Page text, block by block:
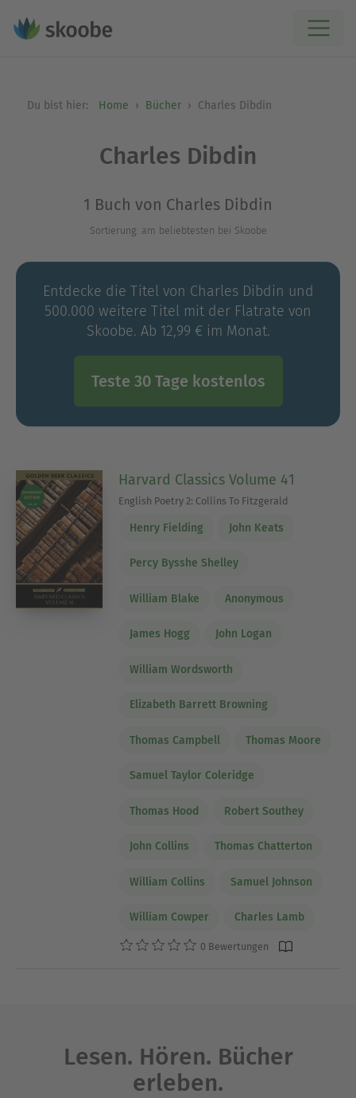
Du bist hier: Home Bücher Charles Dibdin
Charles Dibdin
1 Buch von Charles Dibdin
Sortierung: am beliebtesten bei Skoobe
Entdecke die Titel von Charles Dibdin und
500.000 weitere Titel mit der Flatrate von
Skoobe. Ab 12,99 € im Monat.
Teste 30 Tage kostenlos
Harvard Classics Volume 41
English Poetry 2: Collins To Fitzgerald
Henry Fielding John Keats
Percy Bysshe Shelley
William Blake Anonymous
James Hogg John Logan
William Wordsworth
Elizabeth Barrett Browning
Thomas Campbell Thomas Moore
Samuel Taylor Coleridge
Thomas Hood Robert Southey
John Collins Thomas Chatterton
William Collins Samuel Johnson
William Cowper Charles Lamb
0 Bewertungen
Lesen. Hören. Bücher
erleben.